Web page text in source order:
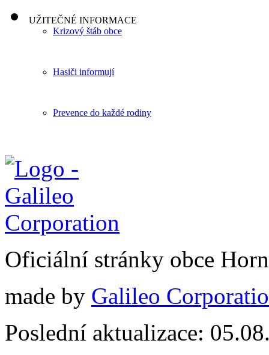
UŽITEČNÉ INFORMACE
Krizový štáb obce
Hasiči informují
Prevence do každé rodiny
Oficiální stránky obce
made by Galileo
Poslední aktualizace: